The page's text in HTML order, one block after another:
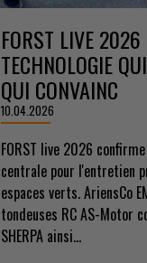
FORST LIVE 2026
TECHNOLOGIE
QUI CONVAINC
10.04.2026
FORST live 2026
centrale pour l'entretien
espaces verts. AriensCo
tondeuses RC AS-Motor
SHERPA ainsi...